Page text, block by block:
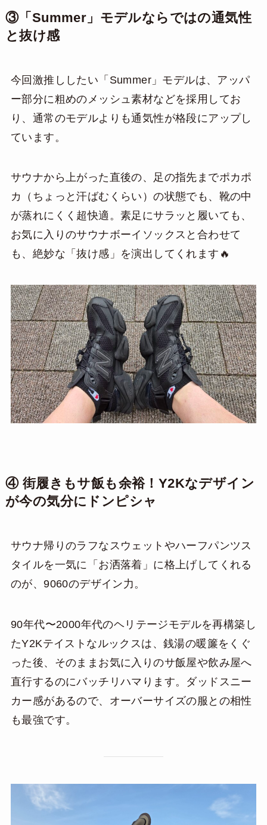
③「Summer」モデルならではの通気性
と抜け感
今回激推ししたい「Summer」モデルは、アッパ
ー部分に粗めのメッシュ素材などを採用してお
り、通常のモデルよりも通気性が格段にアップし
ています。
サウナから上がった直後の、足の指先までポカポ
カ（ちょっと汗ばむくらい）の状態でも、靴の中
が蒸れにくく超快適。素足にサラッと履いても、
お気に入りのサウナボーイソックスと合わせて
も、絶妙な「抜け感」を演出してくれます🔥
④ 街履きもサ飯も余裕！Y2Kなデザイン
が今の気分にドンピシャ
サウナ帰りのラフなスウェットやハーフパンツス
タイルを一気に「お洒落着」に格上げしてくれる
のが、9060のデザイン力。
90年代〜2000年代のヘリテージモデルを再構築し
たY2Kテイストなルックスは、銭湯の暖簾をくぐ
った後、そのままお気に入りのサ飯屋や飲み屋へ
直行するのにバッチリハマります。ダッドスニー
カー感があるので、オーバーサイズの服との相性
も最強です。